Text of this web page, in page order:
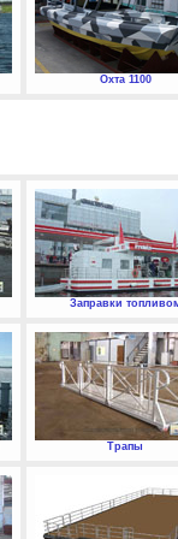
Охта 1100
Заправки
Трапы